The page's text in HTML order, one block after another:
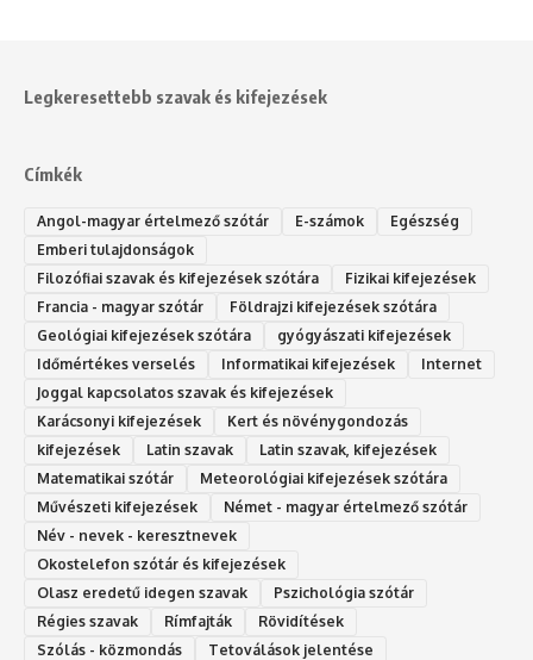
Legkeresettebb szavak és kifejezések
Címkék
Angol-magyar értelmező szótár E-számok
Egészség
Emberi tulajdonságok
Filozófiai szavak és kifejezések szótára
Fizikai kifejezések
Francia - magyar szótár
Földrajzi kifejezések szótára
Geológiai kifejezések szótára
gyógyászati kifejezések
Időmértékes verselés
Informatikai kifejezések
Internet
Joggal kapcsolatos szavak és kifejezések
Karácsonyi kifejezések
Kert és növénygondozás
kifejezések
Latin szavak
Latin szavak, kifejezések
Matematikai szótár
Meteorológiai kifejezések szótára
Művészeti kifejezések
Német - magyar értelmező szótár
Név - nevek - keresztnevek
Okostelefon szótár és kifejezések
Olasz eredetű idegen szavak
Ps‮gólohciz‬ia s‮átóz‬r
Régies szavak
Rímfajták
Rövidítések
Szólás - közmondás
Tetoválások jelentése